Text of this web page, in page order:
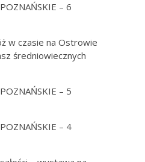
– 6
w czasie na Ostrowie
średniowiecznych
– 5
– 4